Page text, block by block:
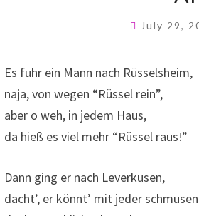
July 29,
Es fuhr ein Mann nach Rüsselsheim,
naja, von wegen “Rüssel rein”,
aber o weh, in jedem Haus,
da hieß es viel mehr “Rüssel raus!”
Dann ging er nach Leverkusen,
dacht’, er könnt’ mit jeder